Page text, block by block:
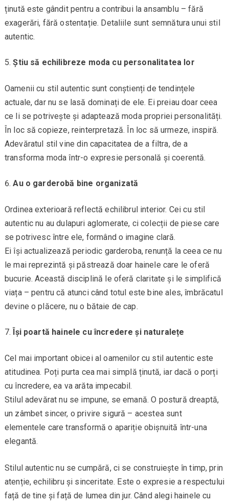
ținută este gândit pentru a contribui la ansamblu – fără
exagerări, fără ostentație. Detaliile sunt semnătura unui stil
autentic.
Știu să echilibreze moda cu personalitatea lor
Oamenii cu stil autentic sunt conștienți de tendințele
actuale, dar nu se lasă dominați de ele. Ei preiau doar ceea
ce li se potrivește și adaptează moda propriei personalități.
În loc să copieze, reinterpretază. În loc să urmeze, inspiră.
Adevăratul stil vine din capacitatea de a filtra, de a
transforma moda într-o expresie personală și coerentă.
Au o garderobă bine organizată
Ordinea exterioară reflectă echilibrul interior. Cei cu stil
autentic nu au dulapuri aglomerate, ci colecții de piese care
se potrivesc între ele, formând o imagine clară.
Ei își actualizează periodic garderoba, renunță la ceea ce nu
le mai reprezintă și păstrează doar hainele care le oferă
bucurie. Această disciplină le oferă claritate și le simplifică
viața – pentru că atunci când totul este bine ales, îmbrăcatul
devine o plăcere, nu o bătaie de cap.
Își poartă hainele cu încredere și naturalețe
Cel mai important obicei al oamenilor cu stil autentic este
atitudinea. Poți purta cea mai simplă ținută, iar dacă o porți
cu încredere, ea va arăta impecabil.
Stilul adevărat nu se impune, se emană. O postură dreaptă,
un zâmbet sincer, o privire sigură – acestea sunt
elementele care transformă o apariție obișnuită într-una
elegantă.
Stilul autentic nu se cumpără, ci se construiește în timp, prin
atenție, echilibru și sinceritate. Este o expresie a respectului
față de tine și față de lumea din jur. Când alegi hainele cu